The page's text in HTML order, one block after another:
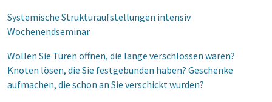
Systemische Strukturaufstellungen intensiv
Wochenendseminar
Wollen Sie Türen öffnen, die lange verschlossen waren?
Knoten lösen, die Sie festgebunden haben? Geschenke
aufmachen, die schon an Sie verschickt wurden?